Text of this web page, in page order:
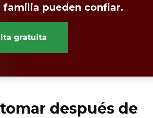
familia pueden confiar.
gratuita
después de